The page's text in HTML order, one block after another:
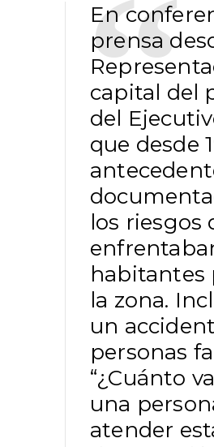
En
prensa
capital del
del
que desde
los riesgos
habitantes
la zona.
un
personas
“¿Cuánto
una
atender